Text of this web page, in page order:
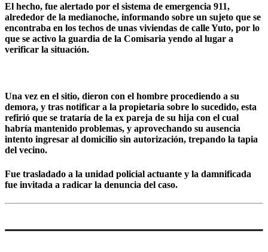
El hecho, fue alertado por el sistema de emergencia 911,
alrededor de la medianoche, informando sobre un sujeto que se
encontraba en los techos de unas viviendas de calle Yuto, por lo
que se activo la guardia de la Comisaria yendo al lugar a
verificar la situación.
Una vez en el sitio, dieron con el hombre procediendo a su
demora, y tras notificar a la propietaria sobre lo sucedido, esta
refirió que se trataría de la ex pareja de su hija con el cual
habría mantenido problemas, y aprovechando su ausencia
intento ingresar al domicilio sin autorización, trepando la tapia
del vecino.
Fue trasladado a la unidad policial actuante y la damnificada
fue invitada a radicar la denuncia del caso.